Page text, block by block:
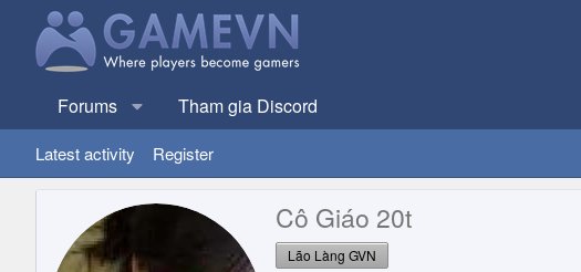
Forums Tham gia Discord
Latest activity Register
Cô Giáo 20t
Lão Làng GVN